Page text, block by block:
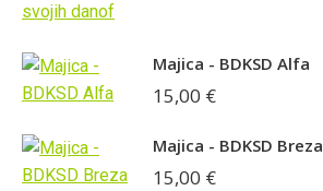
Majica - BDKSD Alfa
15,00 €
Majica - BDKSD Breza
15,00 €